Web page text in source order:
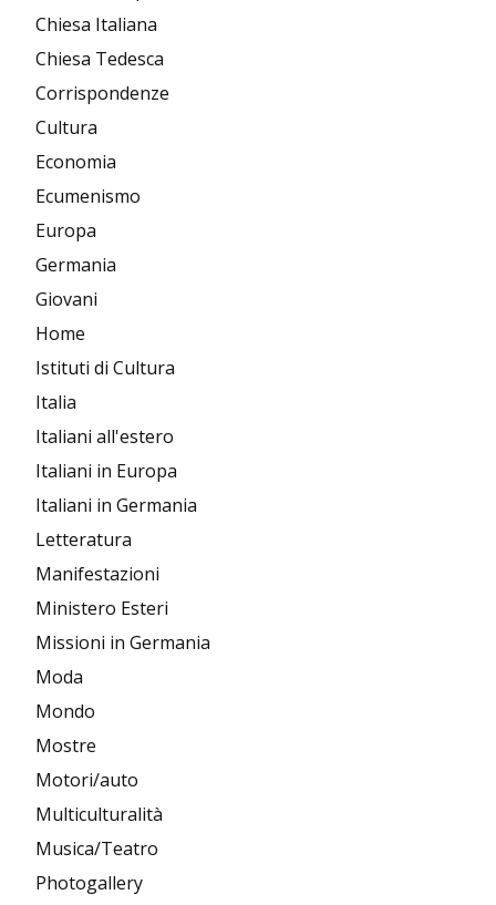
Chiesa Italiana
Chiesa Tedesca
Corrispondenze
Cultura
Economia
Ecumenismo
Europa
Germania
Giovani
Home
Istituti di Cultura
Italia
Italiani all'estero
Italiani in Europa
Italiani in Germania
Letteratura
Manifestazioni
Ministero Esteri
Missioni in Germania
Moda
Mondo
Mostre
Motori/auto
Multiculturalità
Musica/Teatro
Photogallery